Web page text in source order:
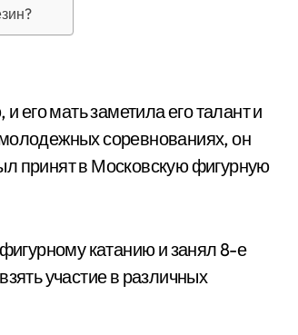
его мать заметила его талант и
соревнованиях, он
принят в Московскую фигурную
катанию и занял 8-е
участие в различных